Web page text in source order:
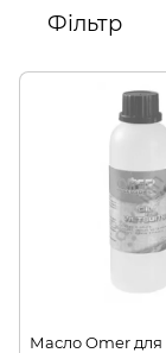
Фільтр
Масло Omer для